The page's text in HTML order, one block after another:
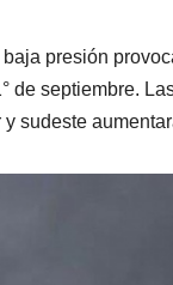
presión
de septiembre.
sudeste